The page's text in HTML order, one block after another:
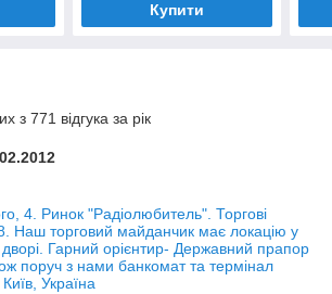
Купити
з 771 відгука за рік
4. Ринок "Радіолюбитель". Торгові
Наш торговий майданчик має локацію у
Гарний орієнтир- Державний прапор
поруч з нами банкомат та термінал
Україна